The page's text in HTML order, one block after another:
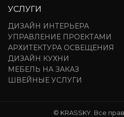
УСЛУГИ
ДИЗАЙН ИНТЕРЬЕРА
УПРАВЛЕНИЕ ПРОЕКТАМИ
АРХИТЕКТУРА ОСВЕЩЕНИЯ
ДИЗАЙН КУХНИ
МЕБЕЛЬ НА ЗАКАЗ
ШВЕЙНЫЕ УСЛУГИ
© KRASSKY. Все